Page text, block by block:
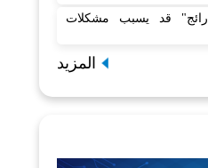
رائج" قد يسبب مشكلات
المزيد